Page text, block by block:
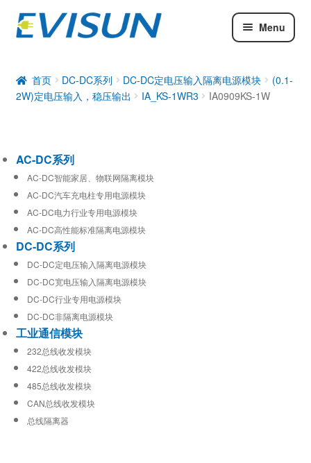
Menu
DC-DC系列
工业通信模块
首页 DC-DC系列 DC-DC定电压输入隔离电源模块
(0.1-
2W)定电压输入，稳压输出
IA_KS-1WR3 IA0909KS-1W
AC-DC系列
AC-DC智能家居、物联网隔离模块
AC-DC汽车充电柱专用电源模块
AC-DC电力行业专用电源模块
AC-DC高性能标准隔离电源模块
DC-DC系列
DC-DC定电压输入隔离电源模块
DC-DC宽电压输入隔离电源模块
DC-DC行业专用电源模块
DC-DC非隔离电源模块
工业通信模块
232总线收发模块
422总线收发模块
485总线收发模块
CAN总线收发模块
总线隔离器